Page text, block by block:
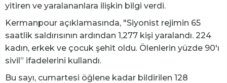
yitiren ve yaralananlara ilişkin bilgi verdi.
Kermanpour açıklamasında, "Siyonist rejimin 65
saatlik saldırısının ardından 1,277 kişi yaralandı. 224
kadın, erkek ve çocuk şehit oldu. Ölenlerin yüzde 90'ı
sivil” ifadelerini kullandı.
Bu sayı, cumartesi öğlene kadar bildirilen 128